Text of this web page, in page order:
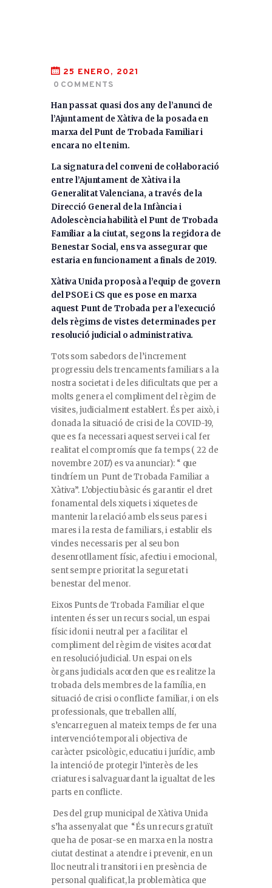
25 ENERO, 2021
0 COMMENTS
Han passat quasi dos any de l’anunci de
l’Ajuntament de Xàtiva de la posada en
marxa del Punt de Trobada Familiar i
encara no el tenim.
La signatura del conveni de col·laboració
entre l’Ajuntament de Xàtiva i la
Generalitat Valenciana, a través de la
Direcció General de la Infància i
Adolescència habilità el Punt de Trobada
Familiar a la ciutat, segons la regidora de
Benestar Social, ens va assegurar que
estaria en funcionament a finals de 2019.
Xàtiva Unida proposà a l’equip de govern
del PSOE i CS que es pose en marxa
aquest Punt de Trobada per a l’execució
dels règims de vistes determinades per
resolució judicial o administrativa.
Tots som sabedors de l’increment
progressiu dels trencaments familiars a la
nostra societat i de les dificultats que per a
molts genera el compliment del règim de
visites, judicialment establert. És per això, i
donada la situació de crisi de la COVID-19,
que es fa necessari aquest servei i cal fer
realitat el compromís que fa temps ( 22 de
novembre 2017) es va anunciar): “ que
tindríem un Punt de Trobada Familiar a
Xàtiva”. L’objectiu bàsic és garantir el dret
fonamental dels xiquets i xiquetes de
mantenir la relació amb els seus pares i
mares i la resta de familiars, i establir els
vincles necessaris per al seu bon
desenrotllament físic, afectiu i emocional,
sent sempre prioritat la seguretat i
benestar del menor.
Eixos Punts de Trobada Familiar el que
intenten és ser un recurs social, un espai
físic idoni i neutral per a facilitar el
compliment del règim de visites acordat
en resolució judicial. Un espai on els
òrgans judicials acorden que es realitze la
trobada dels membres de la família, en
situació de crisi o conflicte familiar, i on els
professionals, que treballen allí,
s’encarreguen al mateix temps de fer una
intervenció temporal i objectiva de
caràcter psicològic, educatiu i jurídic, amb
la intenció de protegir l’interès de les
criatures i salvaguardant la igualtat de les
parts en conflicte.
Des del grup municipal de Xàtiva Unida
s’ha assenyalat que “És un recurs gratuït
que ha de posar-se en marxa en la nostra
ciutat destinat a atendre i prevenir, en un
lloc neutral i transitori i en presència de
personal qualificat, la problemàtica que